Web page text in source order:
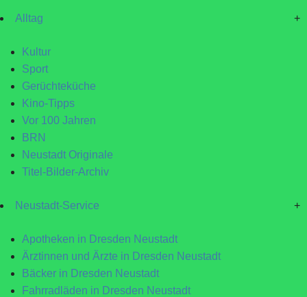
Alltag +
Kultur
Sport
Gerüchteküche
Kino-Tipps
Vor 100 Jahren
BRN
Neustadt Originale
Titel-Bilder-Archiv
Neustadt-Service +
Apotheken in Dresden Neustadt
Ärztinnen und Ärzte in Dresden Neustadt
Bäcker in Dresden Neustadt
Fahrradläden in Dresden Neustadt